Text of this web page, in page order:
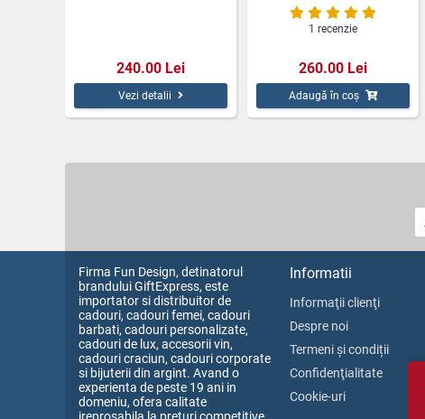
240.00 Lei
Vezi detalii
1 recenzie
260.00 Lei
Adaugă în coș
Firma Fun Design, detinatorul
brandului GiftExpress, este
importator si distribuitor de
cadouri, cadouri femei, cadouri
barbati, cadouri personalizate,
cadouri de lux, accesorii vin,
cadouri craciun, cadouri corporate
si bijuterii din argint. Avand o
experienta de peste 19 ani in
domeniu, ofera calitate
Informatii
Informaţii clienţi
Despre noi
Termeni și condiții
Confidenţialitate
Cookie-uri